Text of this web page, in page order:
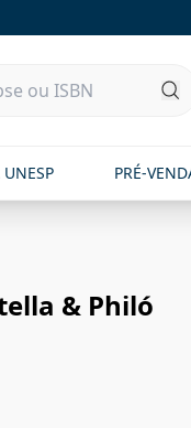
PRÉ-
& Philó